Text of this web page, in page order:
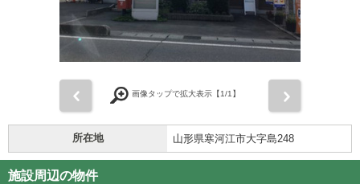
画像タップで拡大表示【1/1】
所在地 山形県寒河江市大字島248
施設周辺の物件